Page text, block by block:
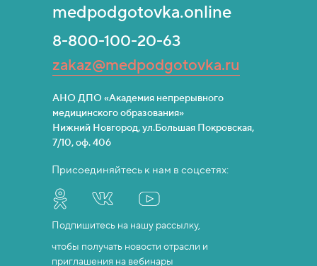
8-800-100-20-63
zakaz@medpodgotovka.ru
АНО ДПО «Академия непрерывного
медицинского образования»
Нижний Новгород, ул.Большая Покровская,
7/10, оф. 406
medpodgotovka.online
Подпишитесь на нашу рассылку,
чтобы получать новости отрасли и
приглашения на вебинары
Присоединяйтесь к нам в соцсетях: